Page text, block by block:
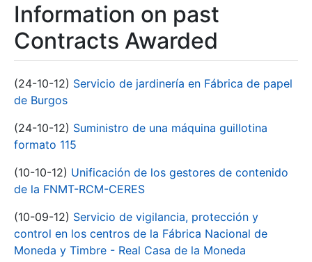
Information on past
Contracts Awarded
(24-10-12) Servicio de jardinería en Fábrica de papel
de Burgos
(24-10-12) Suministro de una máquina guillotina
formato 115
(10-10-12) Unificación de los gestores de contenido
de la FNMT-RCM-CERES
(10-09-12) Servicio de vigilancia, protección y
control en los centros de la Fábrica Nacional de
Moneda y Timbre - Real Casa de la Moneda